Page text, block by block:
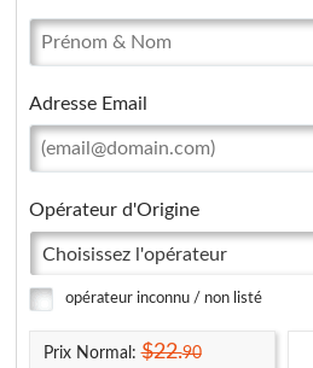
Adresse Email
Opérateur d'Origine
Choisissez l'opérateur
opérateur inconnu / non listé
Prix Normal:$22.90